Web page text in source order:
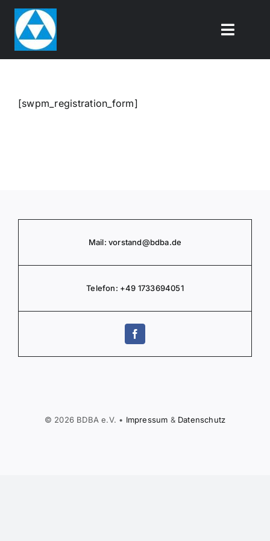
Zum
Inhalt
springen
Toggle
Mit­glie­der­be­reich
[swpm_registration_form]
Mail:vorstand@bdba.de
Telefon: +49 1733694051
© 2026 BDBA e.V. • Impressum & Daten­schutz